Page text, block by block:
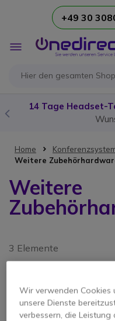
Zum Inhalt springen+49 30
Navigation
umschalten
14 Tage Headset-
Home
Weitere
Weitere
3 Elemente
Wir verwenden Cookies
unsere Dienste
verbessern, die